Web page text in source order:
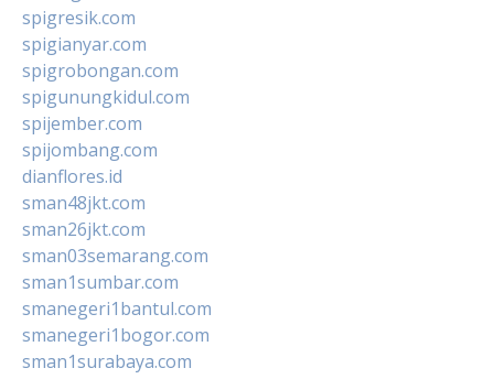
spigresik.com
spigianyar.com
spigrobongan.com
spigunungkidul.com
spijember.com
spijombang.com
dianflores.id
sman48jkt.com
sman26jkt.com
sman03semarang.com
sman1sumbar.com
smanegeri1bantul.com
smanegeri1bogor.com
sman1surabaya.com